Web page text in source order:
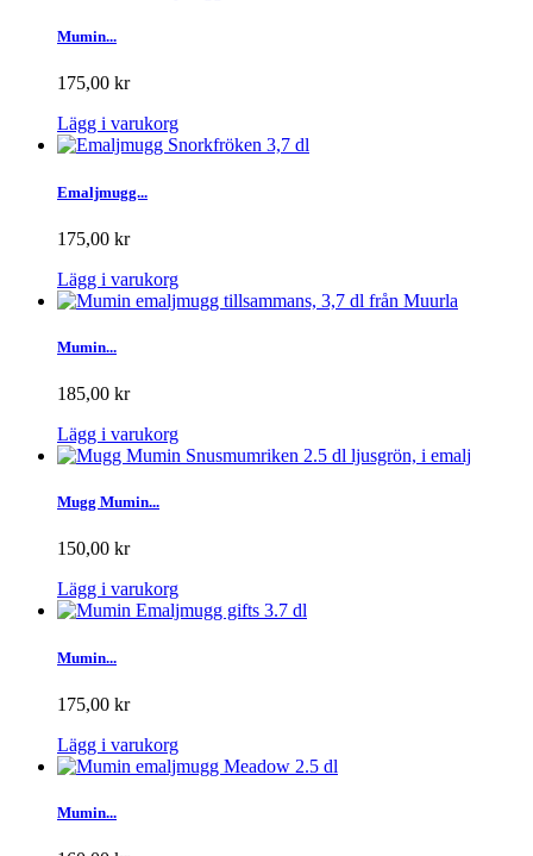
Mumin...
175,00 kr
Lägg i varukorg
Emaljmugg...
175,00 kr
Lägg i varukorg
Mumin...
185,00 kr
Lägg i varukorg
Mugg Mumin...
150,00 kr
Lägg i varukorg
Mumin...
175,00 kr
Lägg i varukorg
Mumin...